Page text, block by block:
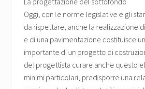
Oggi, con le norme legislative e gli
da rispettare, anche la realizzazione
e di una pavimentazione costituisce
importante di un progetto di
del progettista curare anche questo
minimi particolari, predisporre una